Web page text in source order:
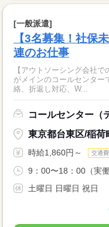
[一般派遣]
【3名募集！社保
連のお仕事
【アウトソーシング会社
がメインのコールセンターでのお仕事で
絡、折返し対応、W...
コールセンター（
東京都台東区/稲荷
時給1,860円～ 交通
9：00〜18：00（実
土曜日 日曜日 祝日